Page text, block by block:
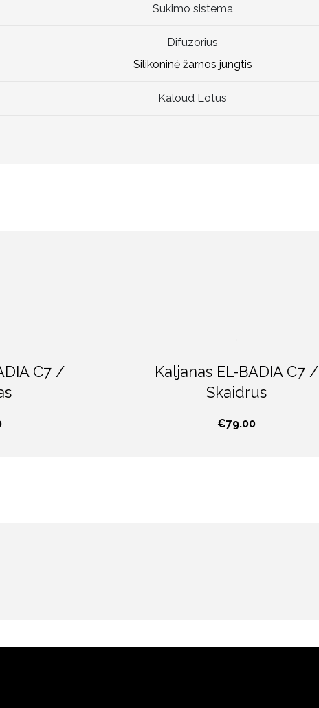
Sukimo sistema
Difuzorius
Silikoninė žarnos jungtis
Kaloud Lotus
C7 /
Kaljanas EL-BADIA C7 /
Skaidrus
€79.00